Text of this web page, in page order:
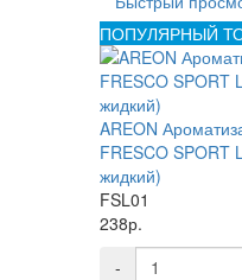
ПОПУЛЯРНЫЙ
AREON
FRESCO SPORT
жидкий)
FSL01
238р.
-